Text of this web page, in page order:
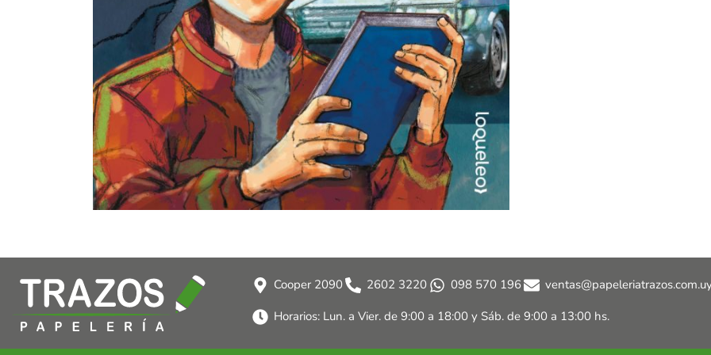
Cooper 2090 2602 3220 098 570 196
Horarios: Lun. a Vier. de 9:00 a 18:00 y Sáb. de 9:00 a 13:00 hs.